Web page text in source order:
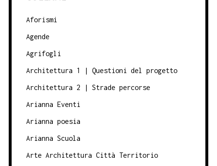
Aforismi
Agende
Agrifogli
Architettura 1 | Questioni del progetto
Architettura 2 | Strade percorse
Arianna Eventi
Arianna poesia
Arianna Scuola
Arte Architettura Città Territorio